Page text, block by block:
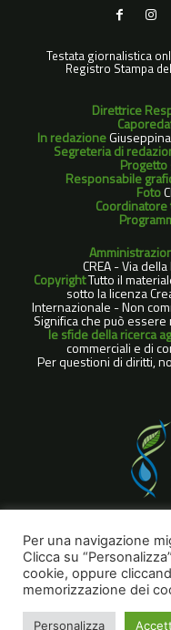
Testata giornalistica
Registro Stampa
Direttrice
In redazione
Segreteria di
Progetto
Responsabile
Foto
CREA - Via
CopyrightTutto il
sotto la licenza
Internazionale - Non
Significa che può
le sfide della ricerca
commerciali e di
Per questioni di diritti,
Per una navigazione
Clicca su
cookie, oppure
memorizzazione dei
Personalizza